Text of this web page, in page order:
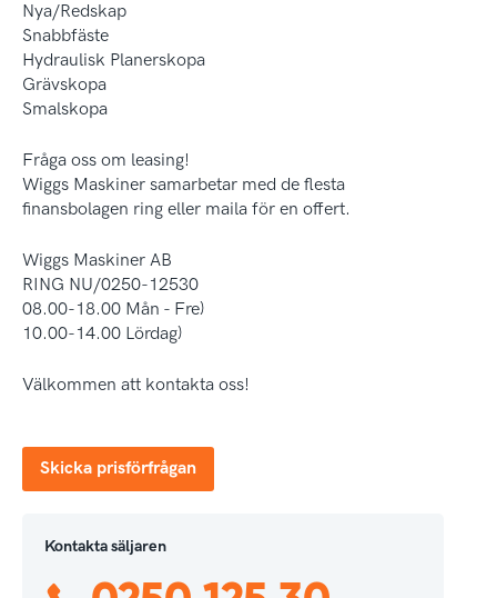
Nya/Redskap
Snabbfäste
Hydraulisk Planerskopa
Grävskopa
Smalskopa
Fråga oss om leasing!
Wiggs Maskiner samarbetar med de flesta
finansbolagen ring eller maila för en offert.
Wiggs Maskiner AB
RING NU/0250-12530
08.00-18.00 Mån - Fre)
10.00-14.00 Lördag)
Välkommen att kontakta oss!
Skicka prisförfrågan
Kontakta säljaren